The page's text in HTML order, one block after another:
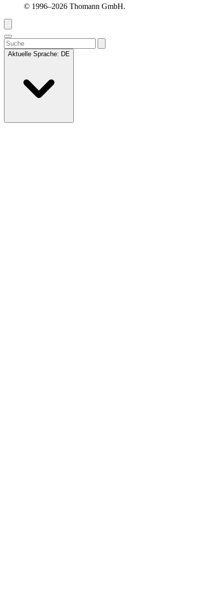
© 1996–2026 Thomann GmbH.
Aktuelle Sprache: DE